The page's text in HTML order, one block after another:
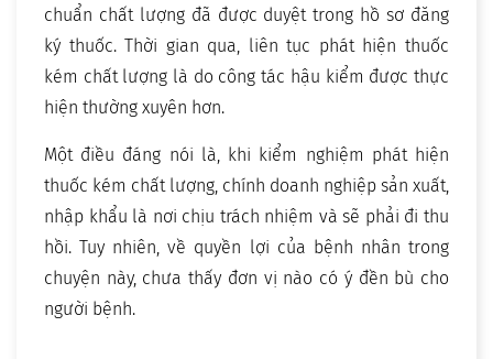
chuẩn chất lượng đã được duyệt trong hồ sơ đăng
ký thuốc. Thời gian qua, liên tục phát hiện thuốc
kém chất lượng là do công tác hậu kiểm được thực
hiện thường xuyên hơn.
Một điều đáng nói là, khi kiểm nghiệm phát hiện
thuốc kém chất lượng, chính doanh nghiệp sản xuất,
nhập khẩu là nơi chịu trách nhiệm và sẽ phải đi thu
hồi. Tuy nhiên, về quyền lợi của bệnh nhân trong
chuyện này, chưa thấy đơn vị nào có ý đền bù cho
người bệnh.